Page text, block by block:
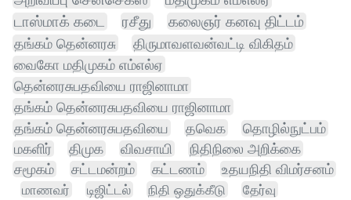
டாஸ்மாக் கடை
ரசீது
கலைஞர் கனவு திட்டம்
தங்கம் தென்னரசு
திருமாவளவன்வட்டி விகிதம்
வைகோ மதிமுகம் எம்எல்ஏ
தென்னரசுபதவியை ராஜினாமா
தங்கம் தென்னரசுபதவியை ராஜினாமா
தங்கம் தென்னரசுபதவியை
தவெக
தொழில்நுட்பம்
மகளிர்
திமுக விவசாயி
நிதிநிலை அறிக்கை
சமூகம்
சட்டமன்றம் கட்டணம்
உதயநிதி விமர்சனம்
மாணவர்
டிஜிட்டல் நிதி ஒதுக்கீடு
தேர்வு